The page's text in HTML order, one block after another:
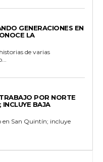
GENERACIONES EN
LA
de varias
POR NORTE
INCLUYE BAJA
en San Quintín; incluye